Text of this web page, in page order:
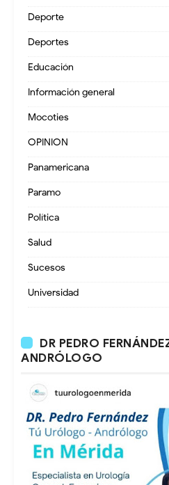
Deporte
Deportes
Educación
Información general
Mocoties
OPINION
Panamericana
Paramo
Política
Salud
Sucesos
Universidad
DR PEDRO
ANDRÓLOGO